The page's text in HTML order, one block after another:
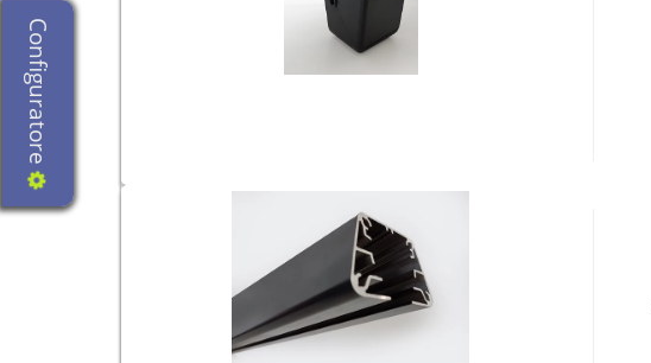
Configuratore